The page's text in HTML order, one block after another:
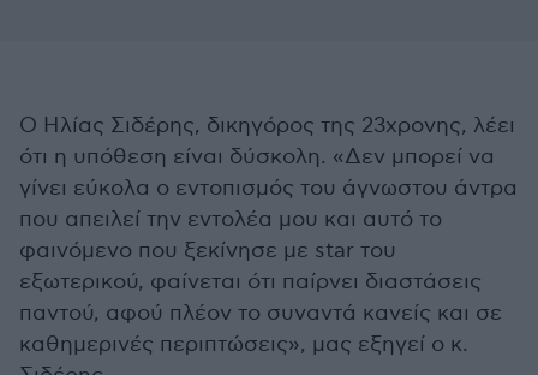
Ο Ηλίας Σιδέρης, δικηγόρος της 23χρονης, λέει
ότι η υπόθεση είναι δύσκολη. «Δεν μπορεί να
γίνει εύκολα ο εντοπισμός του άγνωστου άντρα
που απειλεί την εντολέα μου και αυτό το
φαινόμενο που ξεκίνησε με star του
εξωτερικού, φαίνεται ότι παίρνει διαστάσεις
παντού, αφού πλέον το συναντά κανείς και σε
καθημερινές περιπτώσεις», μας εξηγεί ο κ.